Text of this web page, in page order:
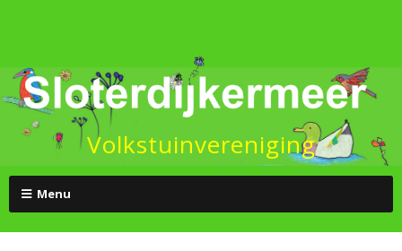
Volkstuinvereniging
Menu